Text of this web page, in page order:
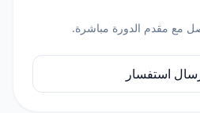
مع مقدم الدورة مباشرة.
استفسار